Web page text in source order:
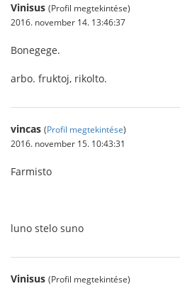
Vinisus (Profil megtekintése)
2016. november 14. 13:46:37
Bonegege.
arbo. fruktoj, rikolto.
vincas (Profil megtekintése)
2016. november 15. 10:43:31
Farmisto
luno stelo suno
Vinisus (Profil megtekintése)